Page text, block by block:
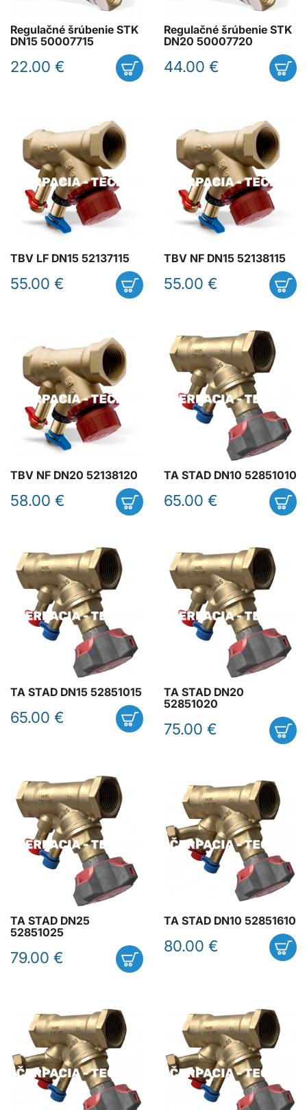
Regulačné šrúbenie STK
DN15 50007715
22.00 €
Regulačné šrúbenie STK
DN20 50007720
44.00 €
TBV LF DN15 52137115
55.00 €
TBV NF DN15 52138115
55.00 €
TBV NF DN20 52138120
58.00 €
TA STAD DN10 52851010
65.00 €
TA STAD DN15 52851015
65.00 €
TA STAD DN20
52851020
75.00 €
TA STAD DN25
52851025
79.00 €
TA STAD DN10 52851610
80.00 €